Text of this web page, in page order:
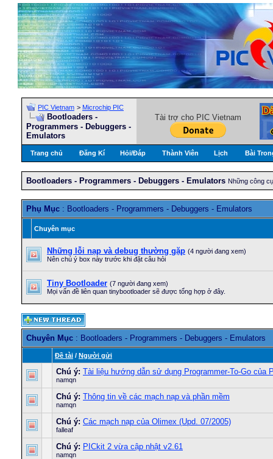
PIC Vietnam > Microchip PIC
Bootloaders -
Programmers - Debuggers -
Emulators
Tài trợ cho PIC Vietnam
Trang chủ Đăng Kí Hỏi/Ðáp Thành Viên Lịch Bài
Bootloaders - Programmers - Debuggers - Emulators Những công
Phụ Mục : Bootloaders - Programmers - Debuggers - Emulators
Chuyên mục
Những lỗi nạp và debug thường gặp (4 người đang xem)
Nên chú ý box này trước khi đặt câu hỏi
Tiny Bootloader (7 người đang xem)
Mọi vấn đề liên quan tinybootloader sẽ được tổng hợp ở đây.
Chuyên Mục : Bootloaders - Programmers - Debuggers - Emulators
Ðề tài / Người gửi
Chú ý: Tài liệu hướng dẫn sử dụng Programmer-To-Go của
namqn
Chú ý: Thông tin về các mạch nạp và phần mềm
namqn
Chú ý: Các mạch nạp của Olimex (Upd. 07/2005)
falleaf
Chú ý: PICkit 2 vừa cập nhật v2.61
namqn